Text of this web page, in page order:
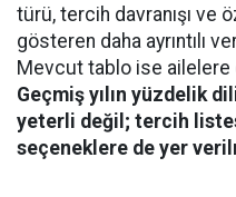
türü, tercih davranışı ve
gösteren daha ayrıntılı
Mevcut tablo ise
Geçmiş yılın yüzdelik
yeterli değil; tercih
seçeneklere de yer